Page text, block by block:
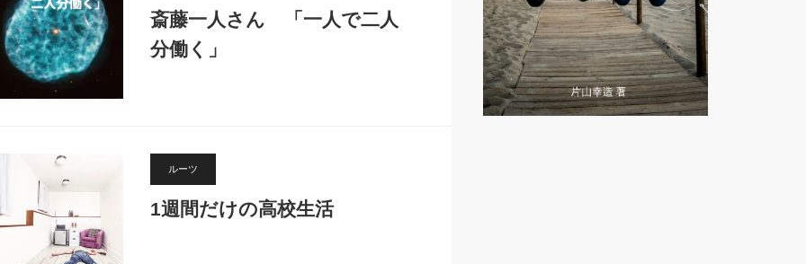
斎藤一人さん 「一人で二人
分働く」
ルーツ
1週間だけの高校生活